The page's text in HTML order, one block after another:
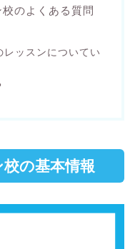
のよくある質問
ッスンについてい
の基本情報